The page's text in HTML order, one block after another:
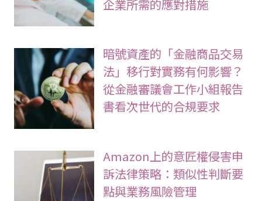
企業所需的應對措施
暗號資產的「金融商品交易
法」移行對實務有何影響？
從金融審議會工作小組報告
書看次世代的合規要求
Amazon上的意匠權侵害申
訴法律策略：類似性判斷要
點與業務風險管理